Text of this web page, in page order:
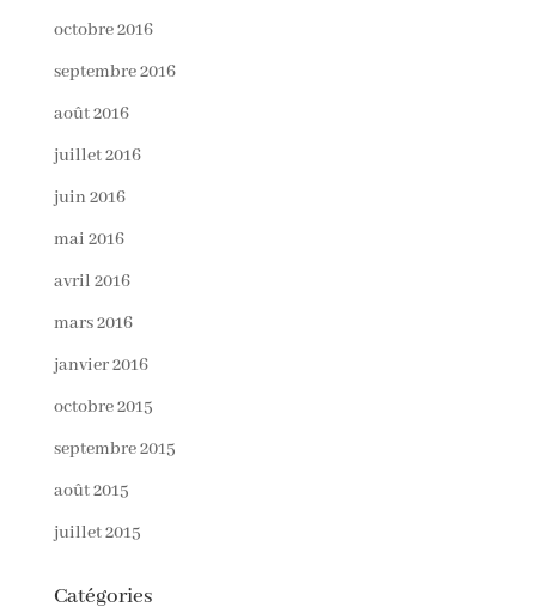
octobre 2016
septembre 2016
août 2016
juillet 2016
juin 2016
mai 2016
avril 2016
mars 2016
janvier 2016
octobre 2015
septembre 2015
août 2015
juillet 2015
Catégories